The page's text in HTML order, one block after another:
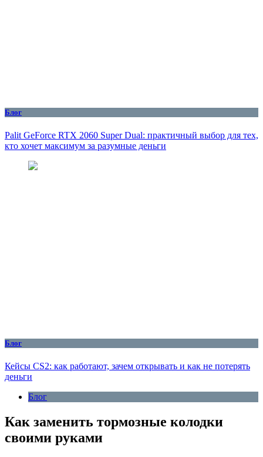
Блог
Palit GeForce RTX 2060 Super Dual: практичный выбор для тех,
кто хочет максимум за разумные деньги
Блог
Кейсы CS2: как работают, зачем открывать и как не потерять
деньги
Блог
Как заменить тормозные колодки
своими руками